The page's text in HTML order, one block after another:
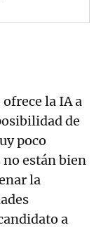
la IA a
de
poco
están bien
la
a